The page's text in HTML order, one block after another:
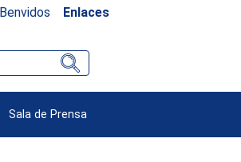
Benvidos Enlaces
Sala de Prensa